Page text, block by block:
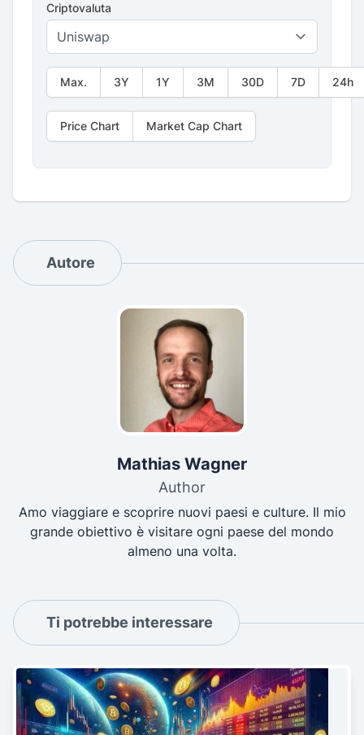
Criptovaluta
Max. 3Y 1Y 3M 30D 7D 24h
Price Chart Market Cap Chart
Autore
Mathias Wagner
Author
Amo viaggiare e scoprire nuovi paesi e culture. Il mio
grande obiettivo è visitare ogni paese del mondo
almeno una volta.
Ti potrebbe interessare